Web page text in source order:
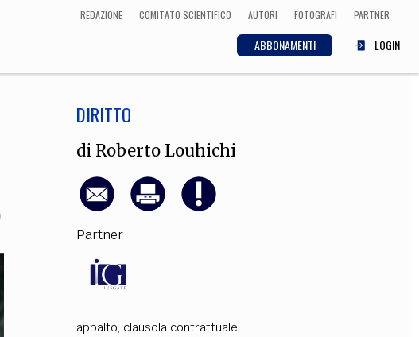
REDAZIONE COMITATO SCIENTIFICO AUTORI FOTOGRAFI PARTNER
ABBONAMENTI LOGIN
ECONOMIA
CULTURA
Arte, Cinema, Musica,
Letteratura
DIRITTO
di Roberto Louhichi
Partner
appalto, clausola contrattuale,